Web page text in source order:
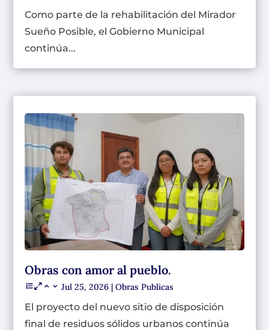
Como parte de la rehabilitación del Mirador
Sueño Posible, el Gobierno Municipal
continúa...
Obras con amor al pueblo.
Jul 25, 2026 |Obras Publicas
El proyecto del nuevo sitio de disposición
final de residuos sólidos urbanos continúa